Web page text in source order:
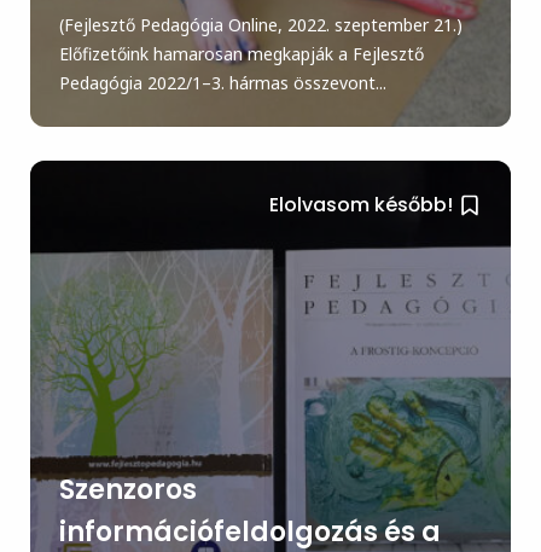
(Fejlesztő Pedagógia Online, 2022. szeptember 21.)
Előfizetőink hamarosan megkapják a Fejlesztő
Pedagógia 2022/1–3. hármas összevont...
Elolvasom később!
Szenzoros
információfeldolgozás és a